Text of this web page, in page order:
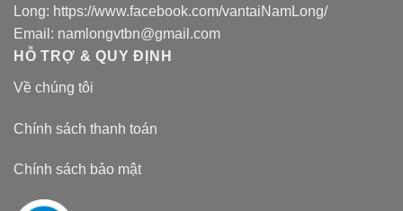
Long: https://www.facebook.com/vantaiNamLong/
Email: namlongvtbn@gmail.com
HỖ TRỢ & QUY ĐỊNH
Về chúng tôi
Chính sách thanh toán
Chính sách bảo mật